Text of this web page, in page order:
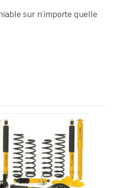
sur n’importe quelle